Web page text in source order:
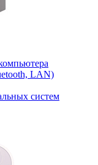
LAN)
систем